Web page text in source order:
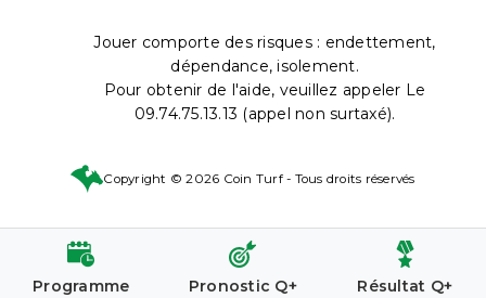
Jouer comporte des risques : endettement,
dépendance, isolement.
Pour obtenir de l'aide, veuillez appeler Le
09.74.75.13.13 (appel non surtaxé).
Copyright © 2026 Coin Turf - Tous droits réservés
Programme Pronostic Q+ Résultat Q+